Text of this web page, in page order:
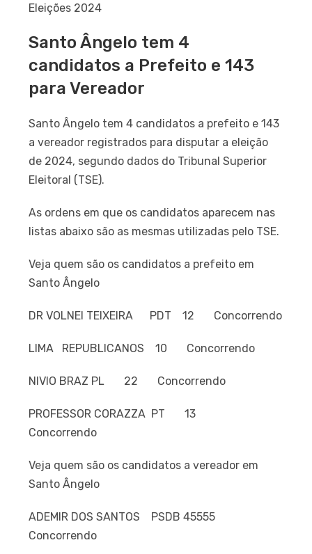
Eleições 2024
Santo Ângelo tem 4
candidatos a Prefeito e 143
para Vereador
Santo Ângelo tem 4 candidatos a prefeito e 143
a vereador registrados para disputar a eleição
de 2024, segundo dados do Tribunal Superior
Eleitoral (TSE).
As ordens em que os candidatos aparecem nas
listas abaixo são as mesmas utilizadas pelo TSE.
Veja quem são os candidatos a prefeito em
Santo Ângelo
DR VOLNEI TEIXEIRA PDT 12 Concorrendo
LIMA REPUBLICANOS 10 Concorrendo
NIVIO BRAZ PL 22 Concorrendo
PROFESSOR CORAZZA PT 13
Concorrendo
Veja quem são os candidatos a vereador em
Santo Ângelo
ADEMIR DOS SANTOS PSDB 45555
Concorrendo